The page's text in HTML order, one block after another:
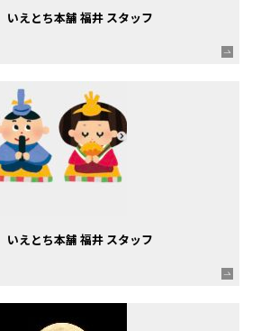
いえとち本舗 福井 スタッフ
いえとち本舗 福井 スタッフ